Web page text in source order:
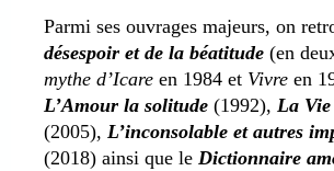
Parmi ses ouvrages majeurs, on
désespoir et de la béatitude (en
mythe d’Icare en 1984 et Vivre en
L’Amour la solitude (1992), La
(2005), L’inconsolable et autres
(2018) ainsi que le Dictionnaire